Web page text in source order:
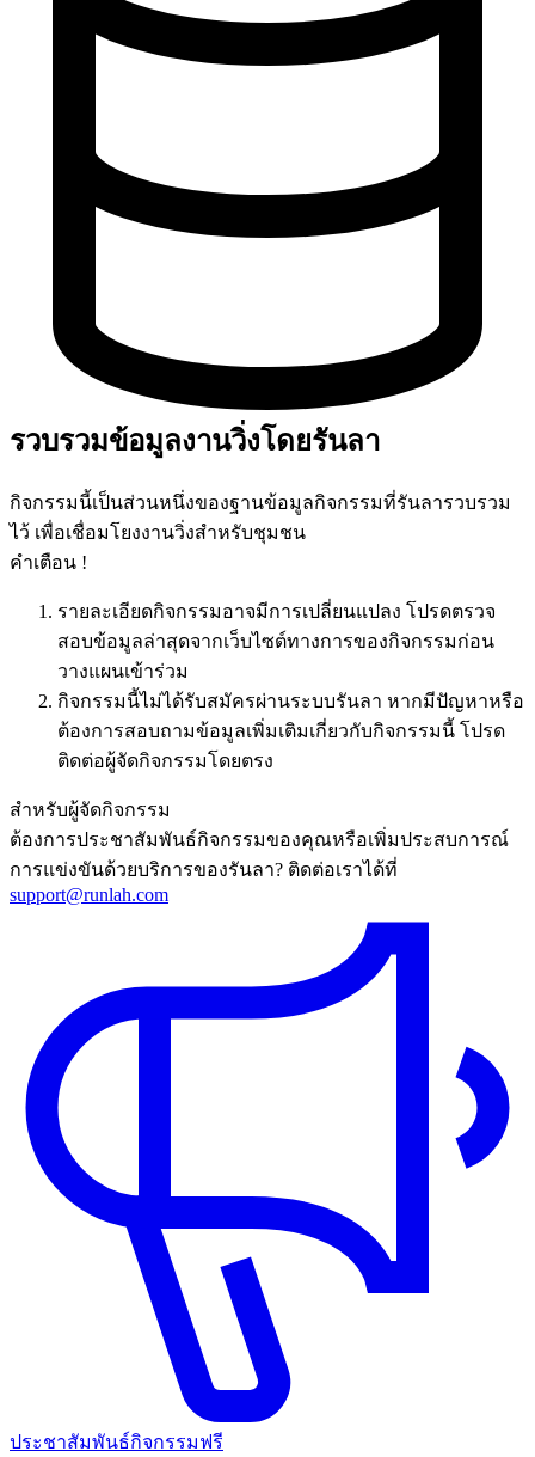
รวบรวมข้อมูลงานวิ่งโดยรันลา
กิจกรรมนี้เป็นส่วนหนึ่งของฐานข้อมูลกิจกรรมที่รันลารวบรวม
ไว้ เพื่อเชื่อมโยงงานวิ่งสำหรับชุมชน
คำเตือน !
รายละเอียดกิจกรรมอาจมีการเปลี่ยนแปลง โปรดตรวจ
สอบข้อมูลล่าสุดจากเว็บไซต์ทางการของกิจกรรมก่อน
วางแผนเข้าร่วม
กิจกรรมนี้ไม่ได้รับสมัครผ่านระบบรันลา หากมีปัญหาหรือ
ต้องการสอบถามข้อมูลเพิ่มเติมเกี่ยวกับกิจกรรมนี้ โปรด
ติดต่อผู้จัดกิจกรรมโดยตรง
สำหรับผู้จัดกิจกรรม
ต้องการประชาสัมพันธ์กิจกรรมของคุณหรือเพิ่มประสบการณ์
การแข่งขันด้วยบริการของรันลา? ติดต่อเราได้ที่
support@runlah.com
ประชาสัมพันธ์กิจกรรมฟรี